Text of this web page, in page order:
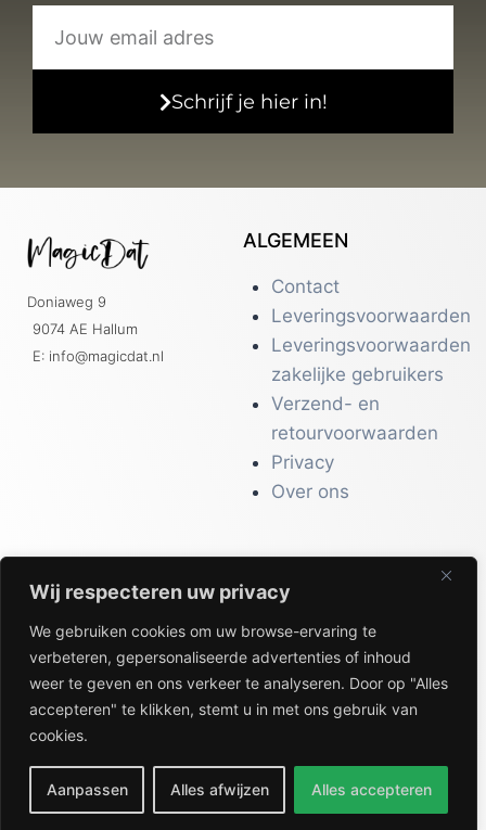
Wij respecteren uw privacy
We gebruiken cookies om uw browse-ervaring te
verbeteren, gepersonaliseerde advertenties of inhoud
weer te geven en ons verkeer te analyseren. Door op "Alles
accepteren" te klikken, stemt u in met ons gebruik van
cookies.
Aanpassen Alles afwijzen Alles accepteren
Schrijf je hier in!
Doniaweg 9
9074 AE Hallum
E: info@magicdat.nl
ALGEMEEN
Contact
Leveringsvoorwaarden
Leveringsvoorwaarden
zakelijke gebruikers
Verzend- en
retourvoorwaarden
Privacy
Over ons
CATALOGI
Workwear &
Veiligheid
Kantoor & Receptie
Gezondheid & Beauty
Keuken & Horeca